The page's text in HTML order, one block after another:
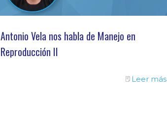
Antonio Vela nos habla de Manejo en
Reproducción II
Leer más